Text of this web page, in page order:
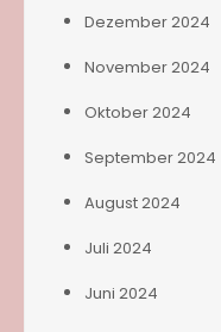
Dezember 2024
November 2024
Oktober 2024
September 2024
August 2024
Juli 2024
Juni 2024